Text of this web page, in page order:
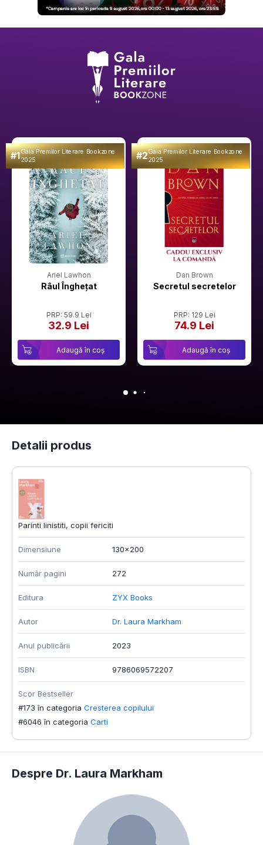
#1Gala Premilor Literare Bookzone
2025
Ariel Lawhon
Râul Înghețat
PRP: 59.9 Lei
32.9 Lei
Adaugă în coș
#2Gala Premilor Literare Bookzone
2025
Dan Brown
Secretul secretelor
PRP: 129 Lei
74.9 Lei
Adaugă în coș
Detalii produs
Parinti linistiti, copii fericiti
Dimensiune 130x200
Număr pagini 272
Editura ZYX Books
Autor Dr. Laura Markham
Anul publicării 2023
ISBN 9786069572207
Scor Bestseller
#173 în categoria Cresterea copilului
#6046 în categoria Carti
Despre Dr. Laura Markham